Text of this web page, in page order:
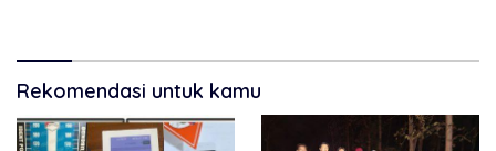
Rekomendasi untuk kamu